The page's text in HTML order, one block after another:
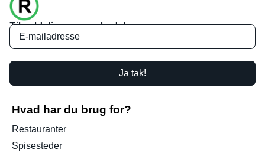
Tilmeld dig vores nyhedsbrev
Ja tak!
Hvad har du brug for?
Restauranter
Spisesteder